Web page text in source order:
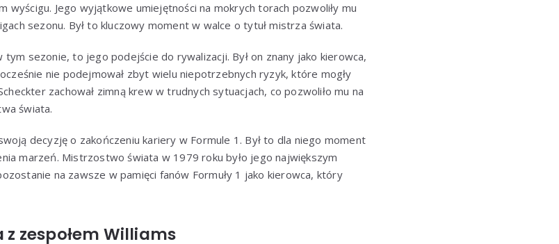
wyścigu. Jego wyjątkowe umiejętności na mokrych torach pozwoliły mu
sezonu. Był to kluczowy moment w walce o tytuł mistrza świata.
tym sezonie, to jego podejście do rywalizacji. Był on znany jako kierowca,
nie podejmował zbyt wielu niepotrzebnych ryzyk, które mogły
zachował zimną krew w trudnych sytuacjach, co pozwoliło mu na
świata.
decyzję o zakończeniu kariery w Formule 1. Był to dla niego moment
marzeń. Mistrzostwo świata w 1979 roku było jego największym
na zawsze w pamięci fanów Formuły 1 jako kierowca, który
zespołem Williams